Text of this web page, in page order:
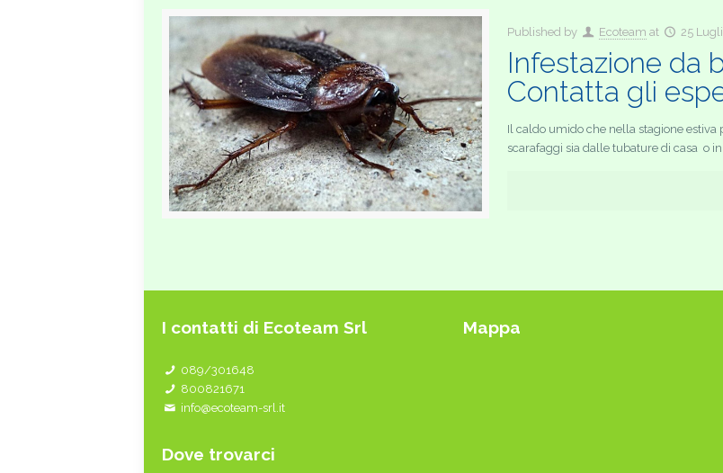
Published by Ecoteam at 25
Infestazione da
Contatta gli
Il caldo umido che nella stagione
scarafaggi sia dalle tubature di casa o in
I contatti di Ecoteam Srl
089/301648
800821671
info@ecoteam-srl.it
Dove trovarci
Mappa